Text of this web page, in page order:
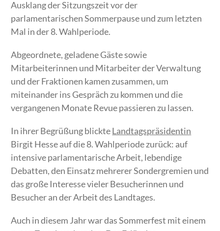
Ausklang der Sitzungszeit vor der
parlamentarischen Sommerpause und zum letzten
Mal in der 8. Wahlperiode.
Abgeordnete, geladene Gäste sowie
Mitarbeiterinnen und Mitarbeiter der Verwaltung
und der Fraktionen kamen zusammen, um
miteinander ins Gespräch zu kommen und die
vergangenen Monate Revue passieren zu lassen.
In ihrer Begrüßung blickteLandtagspräsidentin
Birgit Hesse auf die 8. Wahlperiode zurück: auf
intensive parlamentarische Arbeit, lebendige
Debatten, den Einsatz mehrerer Sondergremien und
das große Interesse vieler Besucherinnen und
Besucher an der Arbeit des Landtages.
Auch in diesem Jahr war das Sommerfest mit einem